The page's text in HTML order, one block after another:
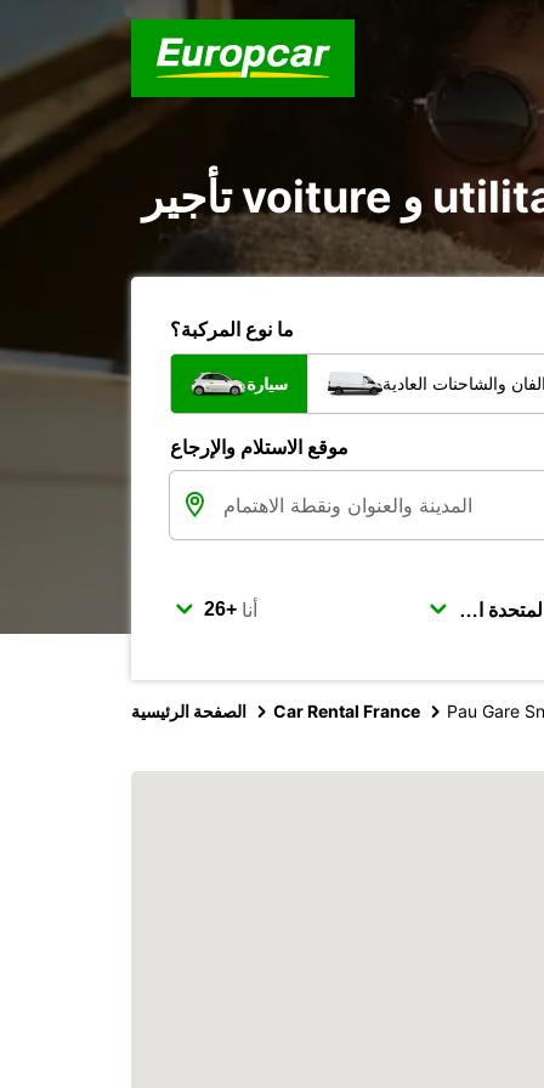
ما نوع المركبة؟
سيارة والشاحنات العادية
موقع الاستلام والإرجاع
أنا
الصفحة الرئيسية Car Rental France Pau Gare